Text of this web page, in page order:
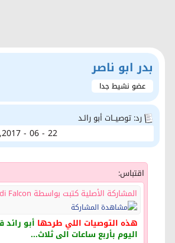
بدر ابو ناصر
عضو نشيط جدا
رد: توصيــات أبو رائـد
22 - 06 - 2017,
اقتباس:
المشاركة الأصلية كتبت بواسطة Saudi Falcon
هذه التوصيات اللي طرحها أبو رائد
اليوم بأربع ساعات الى ثلاث...